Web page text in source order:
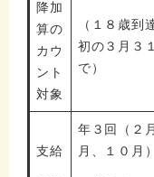
降加
算の
カウ
ント
対象
（１８歳到
初の３月３
で）
支給
年３回（２
月、１０月）